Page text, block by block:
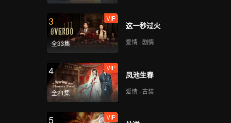
3
全33集
VIP
这一秒过火
爱情 · 剧情
4
全21集
VIP
凤池生春
爱情 · 古装
5 VIP